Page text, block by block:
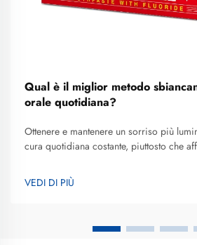
Qual è il miglior metodo
orale quotidiana?
Ottenere e mantenere un sorriso più
cura quotidiana costante, piuttosto che
sbiancamento dei denti nella cura
delicati ma efficaci con una corretta
VEDI DI PIÙ